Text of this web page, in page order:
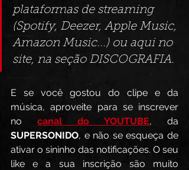
plataformas de streaming
(Spotify, Deezer, Apple Music,
Amazon Music...) ou aqui no
site, na seção DISCOGRAFIA.
E se você gostou do clipe e da
música, aproveite para se inscrever
no canal do YOUTUBE
SUPERSONIDO, e não se esqueça de
ativar o sininho das notificações. O seu
like e a sua inscrição são muito